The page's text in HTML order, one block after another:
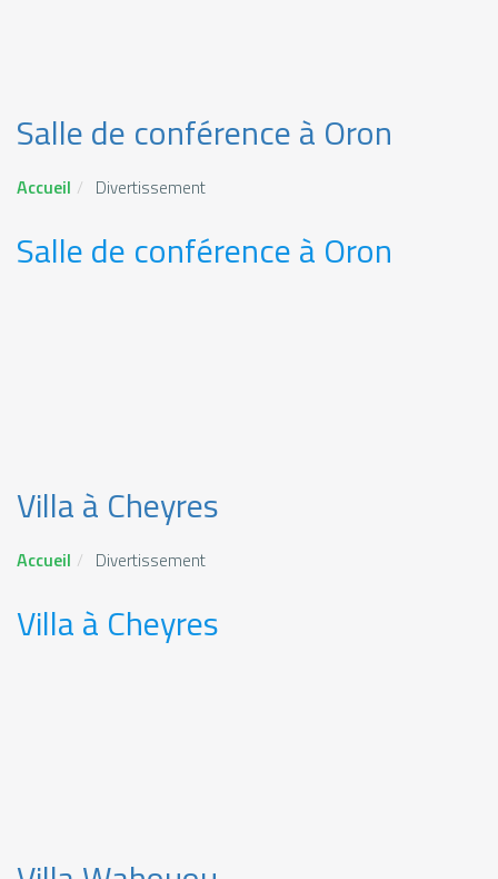
Salle de conférence à Oron
Accueil Divertissement
Salle de conférence à Oron
Villa à Cheyres
Accueil Divertissement
Villa à Cheyres